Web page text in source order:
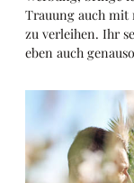
Trauung auch mit
zu verleihen. Ihr
eben auch